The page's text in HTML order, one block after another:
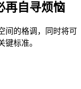
再自寻烦恼
间的格调，同时将可
键标准。